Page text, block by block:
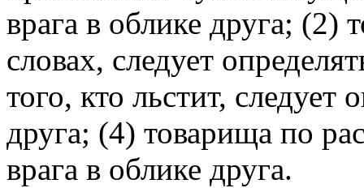
врага в облике друга; (2)
словах, следует
того, кто льстит, следует
друга; (4) товарища по
врага в облике друга.